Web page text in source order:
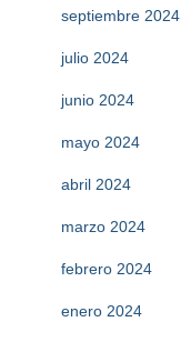
septiembre 2024
julio 2024
junio 2024
mayo 2024
abril 2024
marzo 2024
febrero 2024
enero 2024